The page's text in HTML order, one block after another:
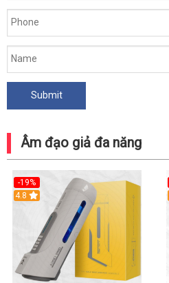
Âm đạo giả đa năng
-19%
Hot
4.8